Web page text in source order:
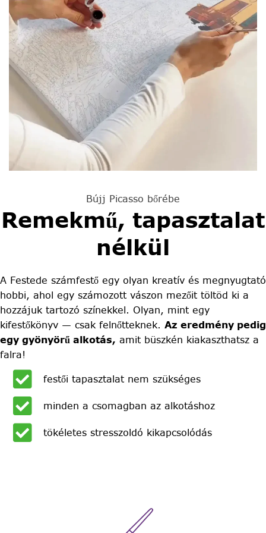
Bújj Picasso bőrébe
Remekmű, tapasztalat
nélkül
A Festede számfestő egy olyan kreatív és megnyugtató
hobbi, ahol egy számozott vászon mezőit töltöd ki a
hozzájuk tartozó színekkel. Olyan, mint egy
kifestőkönyv — csak felnőtteknek. Az eredmény pedig
egy gyönyörű alkotás, amit büszkén kiakaszthatsz a
falra!
festői tapasztalat nem szükséges
minden a csomagban az alkotáshoz
tökéletes stresszoldó kikapcsolódás